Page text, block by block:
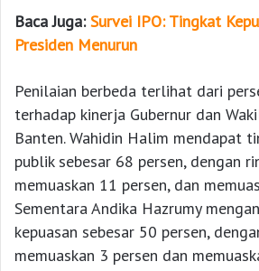
Baca Juga:Survei IPO: Tingkat
Presiden Menurun
Penilaian berbeda terlihat dari
terhadap kinerja Gubernur dan
Banten. Wahidin Halim mendapat
publik sebesar 68 persen, dengan
memuaskan 11 persen, dan
Sementara Andika Hazrumy
kepuasan sebesar 50 persen,
memuaskan 3 persen dan